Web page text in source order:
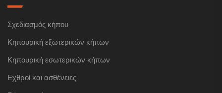
Σχεδιασμός κήπου
Κηπουρική εξωτερικών κήπων
Κηπουρική εσωτερικών κήπων
Εχθροί και ασθένειες